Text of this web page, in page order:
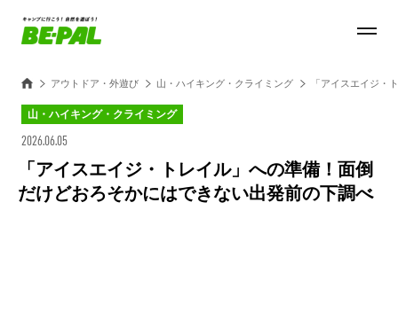
アウトドア・外遊び 山・ハイキング・クライミング 「アイスエイジ・
山・ハイキング・クライミング
2026.06.05
「アイスエイジ・トレイル」への準備！面倒
だけどおろそかにはできない出発前の下調べ